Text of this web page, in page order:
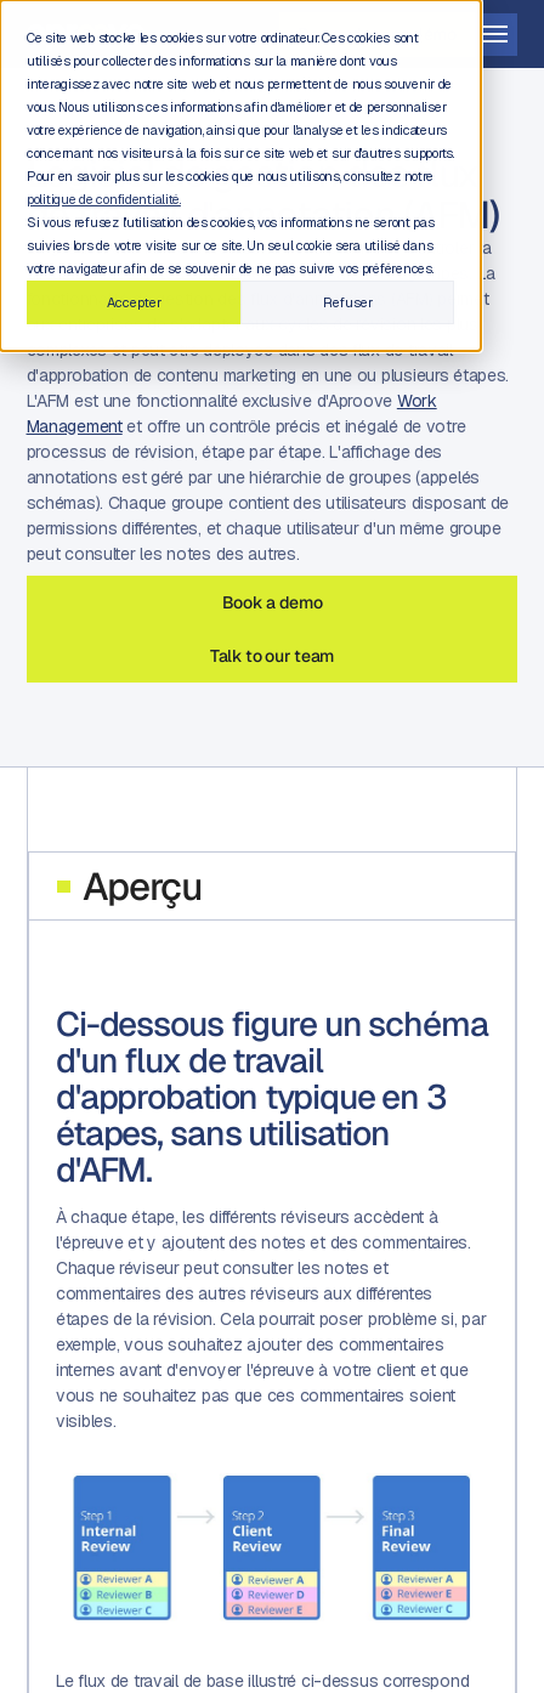
Ce site web stocke les cookies sur votre ordinateur. Ces cookies sont
utilisés pour collecter des informations sur la manière dont vous
interagissez avec notre site web et nous permettent de nous souvenir de
vous. Nous utilisons ces informations afin d'améliorer et de personnaliser
votre expérience de navigation, ainsi que pour l'analyse et les indicateurs
concernant nos visiteurs à la fois sur ce site web et sur d'autres supports.
Pour en savoir plus sur les cookies que nous utilisons, consultez notre
politique de confidentialité.
Si vous refusez l'utilisation des cookies, vos informations ne seront pas
suivies lors de votre visite sur ce site. Un seul cookie sera utilisé dans
votre navigateur afin de se souvenir de ne pas suivre vos préférences.
Accepter
Refuser
Demander une démo
Logiciel de gestion des flux
de travail d'annotation (AFM)
La gestion des flux d'annotations vous permet de contrôler la
circulation des notes entre différents utilisateurs et groupes. La
fonctionnalité de gestion des flux d'annotations (AFM) permet
aux entreprises de s'adapter aux cycles de révision les plus
complexes et peut être déployée dans des flux de travail
d'approbation de contenu marketing en une ou plusieurs étapes.
L'AFM est une fonctionnalité exclusive d'Aproove Work
Managementet offre un contrôle précis et inégalé de votre
processus de révision, étape par étape. L'affichage des
annotations est géré par une hiérarchie de groupes (appelés
schémas). Chaque groupe contient des utilisateurs disposant de
permissions différentes, et chaque utilisateur d'un même groupe
peut consulter les notes des autres.
Book a demo
Talk to our team
Aperçu
Ci-dessous figure un schéma
d'un flux de travail
d'approbation typique en 3
étapes, sans utilisation
d'AFM.
À chaque étape, les différents réviseurs accèdent à
l'épreuve et y ajoutent des notes et des commentaires.
Chaque réviseur peut consulter les notes et
commentaires des autres réviseurs aux différentes
étapes de la révision. Cela pourrait poser problème si, par
exemple, vous souhaitez ajouter des commentaires
internes avant d'envoyer l'épreuve à votre client et que
vous ne souhaitez pas que ces commentaires soient
visibles.
Le flux de travail de base illustré ci-dessus correspond